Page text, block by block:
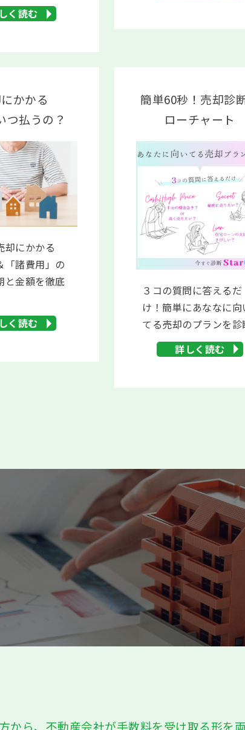
く読む
かかる
つ払うの？
却にかかる
「諸費用」の
と金額を徹底
く読む
簡単60秒！売却診
ローチャート
３コの質問に答えるだ
け！簡単にあななに向
てる売却のプランを診
詳しく読む
から、不動産会社が手数料を受け取る形を両